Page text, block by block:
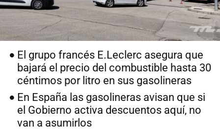
El grupo francés E.Leclerc asegura que
bajará el precio del combustible hasta 30
céntimos por litro en sus gasolineras
En España las gasolineras avisan que si
el Gobierno activa descuentos aquí, no
van a asumirlos